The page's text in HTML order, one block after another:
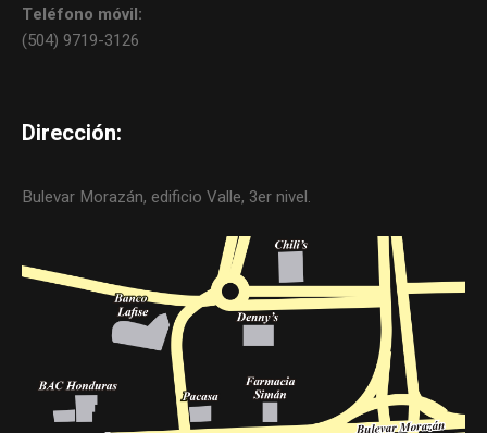
Teléfono móvil:
(504) 9719-3126
Dirección:
Bulevar Morazán, edificio Valle, 3er nivel.